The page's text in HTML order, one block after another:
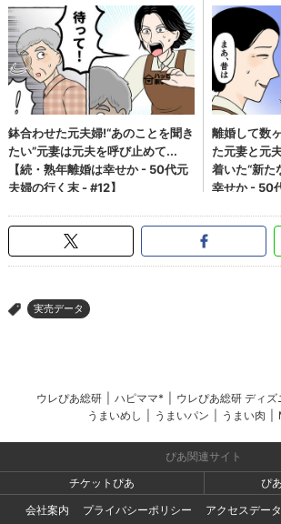
> 実売データ
ウレぴあ総研 ハピママ* ウレぴあ総研 ディズ
うまいめし
うまいパン うまい肉
ぴあ関連サイト
チケットぴあ
ぴ
会社案内
プライバシーポリシー アクセスデー